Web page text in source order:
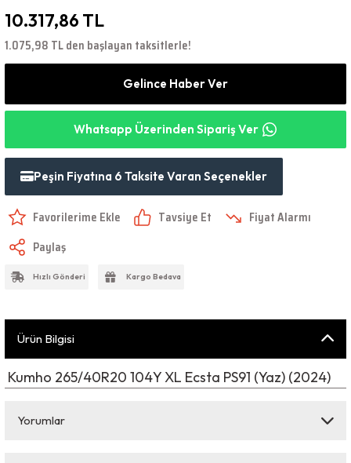
10.317,86 TL
1.075,98 TL den başlayan taksitlerle!
Gelince Haber Ver
Whatsapp Üzerinden Sipariş Ver
Peşin Fiyatına 6 Taksite Varan Seçenekler
Tavsiye Et
Fiyat Alarmı
Paylaş
Hızlı Gönderi Kargo Bedava
Ürün Bilgisi
Kumho 265/40R20 104Y XL Ecsta PS91 (Yaz) (2024)
Yorumlar